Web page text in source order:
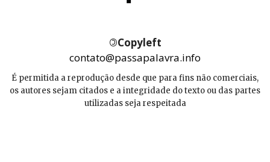
©Copyleft
contato@passapalavra.info
É permitida a reprodução desde que para fins não comerciais,
os autores sejam citados e a integridade do texto ou das partes
utilizadas seja respeitada